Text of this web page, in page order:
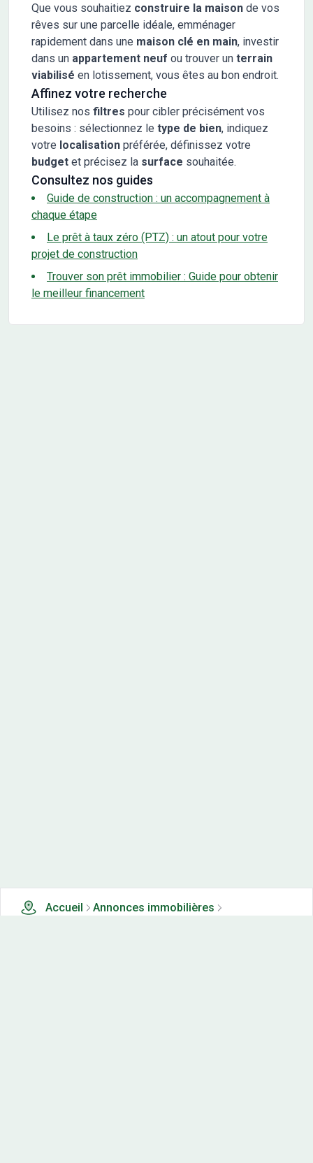
Que vous souhaitiez construire la maison de vos
rêves sur une parcelle idéale, emménager
rapidement dans une maison clé en main, investir
dans un appartement neuf ou trouver un terrain
viabilisé en lotissement, vous êtes au bon endroit.
Affinez votre recherche
Utilisez nos filtres pour cibler précisément vos
besoins : sélectionnez le type de bien, indiquez
votre localisation préférée, définissez votre
budget et précisez la surface souhaitée.
Consultez nos guides
Guide de construction : un accompagnement à
chaque étape
Le prêt à taux zéro (PTZ) : un atout pour votre
projet de construction
Trouver son prêt immobilier : Guide pour obtenir
le meilleur financement
Accueil
Annonces immobilières